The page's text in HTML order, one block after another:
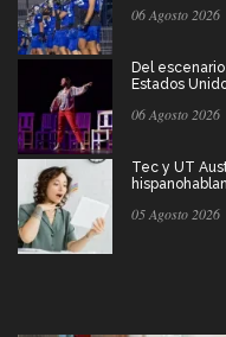
06 Agosto 2026
Del
Estados
06 Agosto 2026
Tec y UT
05 Agosto 2026